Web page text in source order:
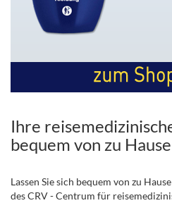
Ihre
bequem von zu Hause
Lassen Sie sich bequem von zu
des CRV - Centrum für